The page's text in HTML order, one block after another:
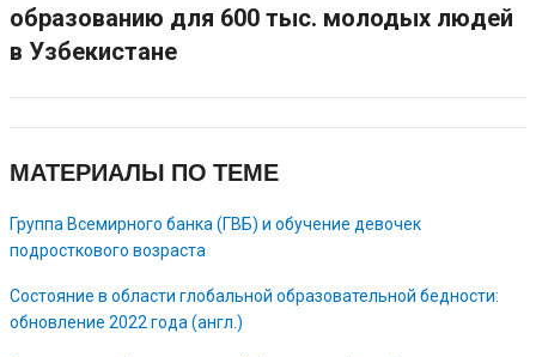
образованию для 600 тыс. молодых людей
в Узбекистане
МАТЕРИАЛЫ ПО ТЕМЕ
Группа Всемирного банка (ГВБ) и обучение девочек
подросткового возраста
Состояние в области глобальной образовательной бедности:
обновление 2022 года (англ.)